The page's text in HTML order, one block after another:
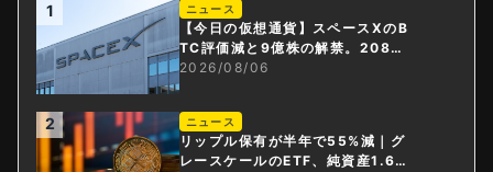
1 ニュース
【今日の仮想通貨】スペースXのB
TC評価減と9億株の解禁。208億
円相当のBTCが盗難
2026/08/06
2 ニュース
リップル保有が半年で55%減｜グ
レースケールのETF、純資産1.6億